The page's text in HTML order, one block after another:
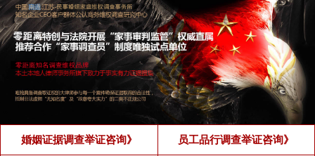
婚姻证据调查举证咨询》 员工品行调查举证咨询》